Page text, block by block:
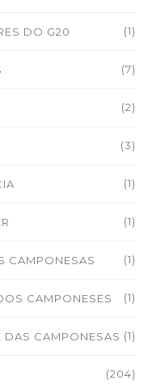
DO G20 (1)
(7)
(2)
(3)
(1)
(1)
CAMPONESAS (1)
CAMPONESES (1)
DAS CAMPONESAS (1)
(204)